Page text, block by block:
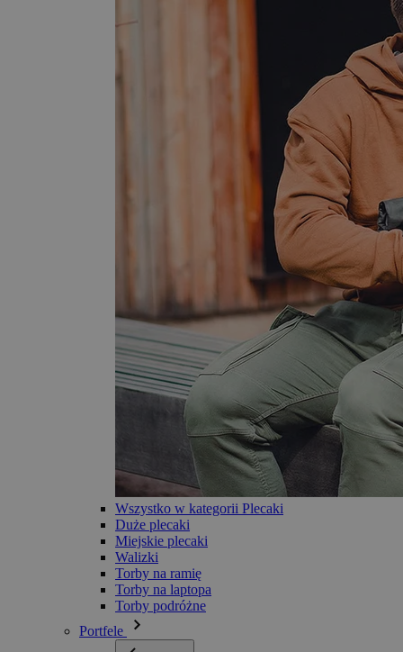
Wszystko w kategorii Plecaki
Duże plecaki
Miejskie plecaki
Walizki
Torby na ramię
Torby na laptopa
Torby podróżne
Portfele